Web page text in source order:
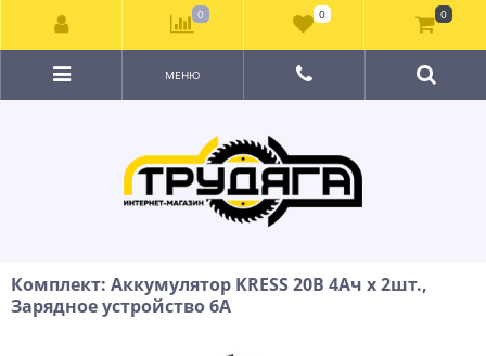
МЕНЮ
Комплект: Аккумулятор KRESS 20В 4Ач х 2шт.,
Зарядное устройство 6А
0 0 0